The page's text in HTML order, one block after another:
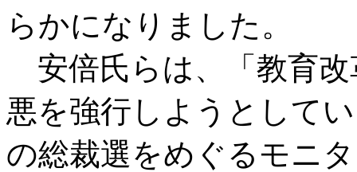
らかになりました。
安倍氏らは、「教育改
悪を強行しようとして
の総裁選をめぐるモニ